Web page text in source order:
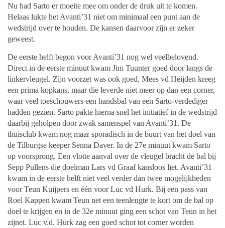
Nu had Sarto er moeite mee om onder de druk uit te komen.
Helaas lukte het Avanti’31 niet om minimaal een punt aan de
wedstrijd over te houden. De kansen daarvoor zijn er zeker
geweest.
De eerste helft begon voor Avanti’31 nog wel veelbelovend.
Direct in de eerste minuut kwam Jim Tuunter goed door langs de
linkervleugel. Zijn voorzet was ook goed, Mees vd Heijden kreeg
een prima kopkans, maar die leverde niet meer op dan een corner,
waar veel toeschouwers een handsbal van een Sarto-verdediger
hadden gezien. Sarto pakte hierna snel het initiatief in de wedstrijd
daarbij geholpen door zwak samenspel van Avanti’31. De
thuisclub kwam nog maar sporadisch in de buurt van het doel van
de Tilburgse keeper Senna Daver. In de 27e minuut kwam Sarto
op voorsprong. Een vlotte aanval over de vleugel bracht de bal bij
Sepp Pullens die doelman Lars vd Graaf kansloos liet. Avanti’31
kwam in de eerste helft niet veel verder dan twee mogelijkheden
voor Teun Kuijpers en één voor Luc vd Hurk. Bij een pass van
Roel Kappen kwam Teun net een teenlengte te kort om de bal op
doel te krijgen en in de 32e minuut ging een schot van Teun in het
zijnet. Luc v.d. Hurk zag een goed schot tot corner worden